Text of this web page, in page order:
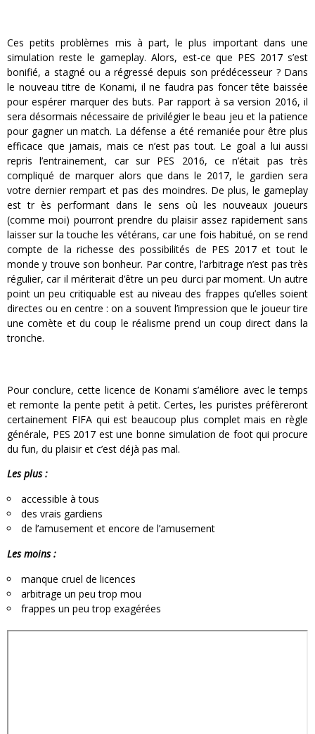
Ces petits problèmes mis à part, le plus important dans une
simulation reste le gameplay. Alors, est-ce que PES 2017 s’est
bonifié, a stagné ou a régressé depuis son prédécesseur ? Dans
le nouveau titre de Konami, il ne faudra pas foncer tête baissée
pour espérer marquer des buts. Par rapport à sa version 2016, il
sera désormais nécessaire de privilégier le beau jeu et la patience
pour gagner un match. La défense a été remaniée pour être plus
efficace que jamais, mais ce n’est pas tout. Le goal a lui aussi
repris l’entrainement, car sur PES 2016, ce n’était pas très
compliqué de marquer alors que dans le 2017, le gardien sera
votre dernier rempart et pas des moindres. De plus, le gameplay
est tr ès performant dans le sens où les nouveaux joueurs
(comme moi) pourront prendre du plaisir assez rapidement sans
laisser sur la touche les vétérans, car une fois habitué, on se rend
compte de la richesse des possibilités de PES 2017 et tout le
monde y trouve son bonheur. Par contre, l’arbitrage n’est pas très
régulier, car il mériterait d’être un peu durci par moment. Un autre
point un peu critiquable est au niveau des frappes qu’elles soient
directes ou en centre : on a souvent l’impression que le joueur tire
une comète et du coup le réalisme prend un coup direct dans la
tronche.
Pour conclure, cette licence de Konami s’améliore avec le temps
et remonte la pente petit à petit. Certes, les puristes préfèreront
certainement FIFA qui est beaucoup plus complet mais en règle
générale, PES 2017 est une bonne simulation de foot qui procure
du fun, du plaisir et c’est déjà pas mal.
Les plus :
accessible à tous
des vrais gardiens
de l’amusement et encore de l’amusement
Les moins :
manque cruel de licences
arbitrage un peu trop mou
frappes un peu trop exagérées